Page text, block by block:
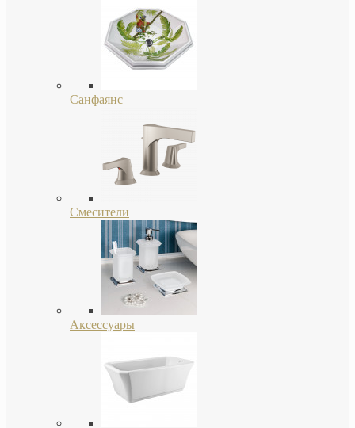
Санфаянс
Смесители
Аксессуары